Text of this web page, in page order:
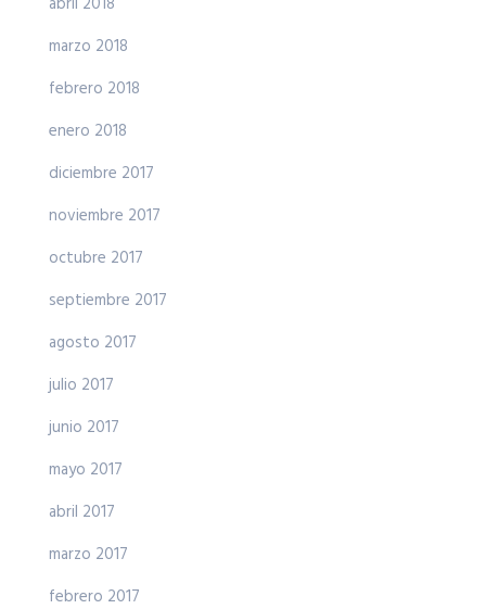
marzo 2018
febrero 2018
enero 2018
diciembre 2017
noviembre 2017
octubre 2017
septiembre 2017
agosto 2017
julio 2017
junio 2017
mayo 2017
abril 2017
marzo 2017
febrero 2017